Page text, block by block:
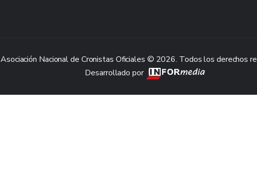
Asociación Nacional de Cronistas Oficiales © 2026. Todos los derechos
Desarrollado por